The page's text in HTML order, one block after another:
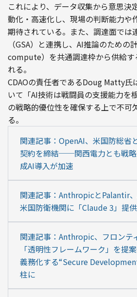
これにより、データ収集から意思決
動化・高速化し、現場の判断能力や
期待されている。また、調達面では
（GSA）と連携し、AI推論のための
compute）を共通調達枠から供給す
れる。
CDAOの責任者であるDoug Matty氏
いて「AI技術は戦闘員の支援能力を
の戦略的優位性を確保する上で不可
る。
関連記事：OpenAI、米国防総省
契約を締結──関西電力とも戦
成AI導入が加速
関連記事：AnthropicとPalantir
米国防衛機関に「Claude 3」提
関連記事：Anthropic、フロンテ
「透明性フレームワーク」を
義務化する“Secure
柱に